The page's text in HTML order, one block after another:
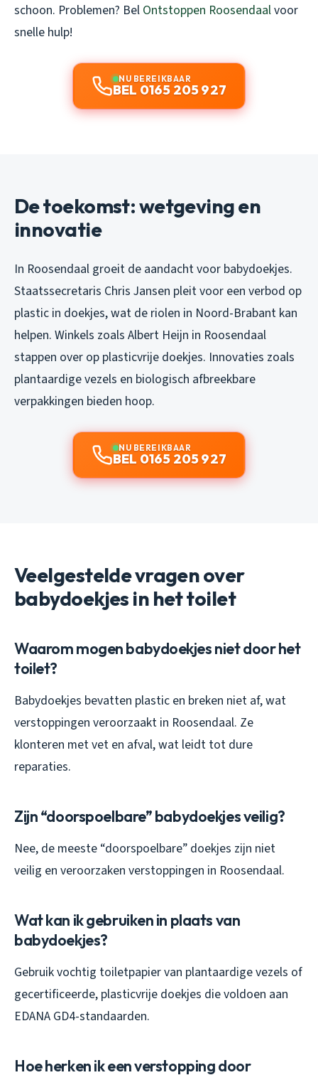
schoon. Problemen? Bel Ontstoppen Roosendaalvoor
snelle hulp!
NU BEREIKBAAR
BEL 0165 205 927
De toekomst: wetgeving en
innovatie
In Roosendaal groeit de aandacht voor babydoekjes.
Staatssecretaris Chris Jansen pleit voor een verbod op
plastic in doekjes, wat de riolen in Noord-Brabant kan
helpen. Winkels zoals Albert Heijn in Roosendaal
stappen over op plasticvrije doekjes. Innovaties zoals
plantaardige vezels en biologisch afbreekbare
verpakkingen bieden hoop.
NU BEREIKBAAR
BEL 0165 205 927
Veelgestelde vragen over
babydoekjes in het toilet
Waarom mogen babydoekjes niet door het
toilet?
Babydoekjes bevatten plastic en breken niet af, wat
verstoppingen veroorzaakt in Roosendaal. Ze
klonteren met vet en afval, wat leidt tot dure
reparaties.
Zijn “doorspoelbare” babydoekjes veilig?
Nee, de meeste “doorspoelbare” doekjes zijn niet
veilig en veroorzaken verstoppingen in Roosendaal.
Wat kan ik gebruiken in plaats van
babydoekjes?
Gebruik vochtig toiletpapier van plantaardige vezels of
gecertificeerde, plasticvrije doekjes die voldoen aan
EDANA GD4-standaarden.
Hoe herken ik een verstopping door